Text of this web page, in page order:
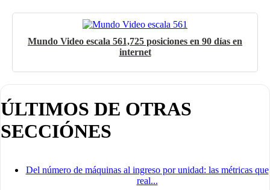
Mundo Video escala 561,725 posiciones en 90 días en
internet
ÚLTIMOS DE OTRAS
SECCIÓNES
Del número de máquinas al ingreso por unidad: las métricas que
real...